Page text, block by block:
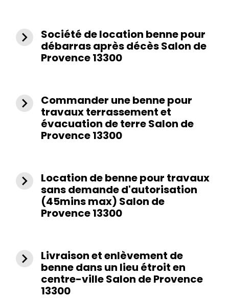
navigate_next Société de location benne pour
débarras après décès Salon de
Provence 13300
navigate_next Commander une benne pour
travaux terrassement et
évacuation de terre Salon de
Provence 13300
navigate_next Location de benne pour travaux
sans demande d'autorisation
(45mins max) Salon de
Provence 13300
navigate_next Livraison et enlèvement de
benne dans un lieu étroit en
centre-ville Salon de Provence
13300